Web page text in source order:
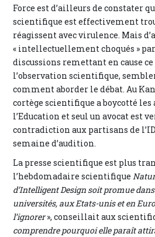
Force est d’ailleurs de constater
scientifique est effectivement
réagissent avec virulence. Mais
« intellectuellement choqués »
discussions remettant en cause
l’observation scientifique,
comment aborder le débat. Au
cortège scientifique a boycotté les
l’Education et seul un avocat est
contradiction aux partisans de
semaine d’audition.
La presse scientifique est plus
l’hebdomadaire scientifique
d’Intelligent Design soit promue
universités, aux Etats-unis et en
l’ignorer», conseillait aux
comprendre pourquoi elle paraît